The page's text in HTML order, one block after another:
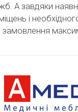
А завдяки
і
замовлення